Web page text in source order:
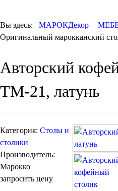
Люстры марокканские
Люстры из мозаики
Люстры со стеклом
Бра
Вы здесь: МАРОКДекор
Оригинальный марокканский
Авторский
ТМ-21, латунь
Категория: Столы и
столики
Производитель:
Марокко
запросить цену